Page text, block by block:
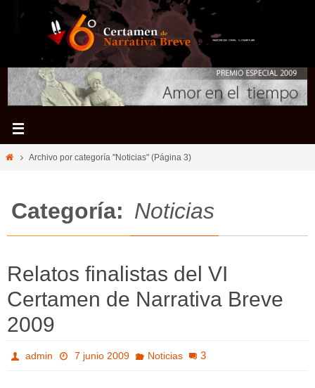
InicioArchivo por categoría "Noticias" (Página 3)
Categoría: Noticias
Relatos finalistas del VI
Certamen de Narrativa Breve
2009
admin 7 junio 2009 Noticias 3